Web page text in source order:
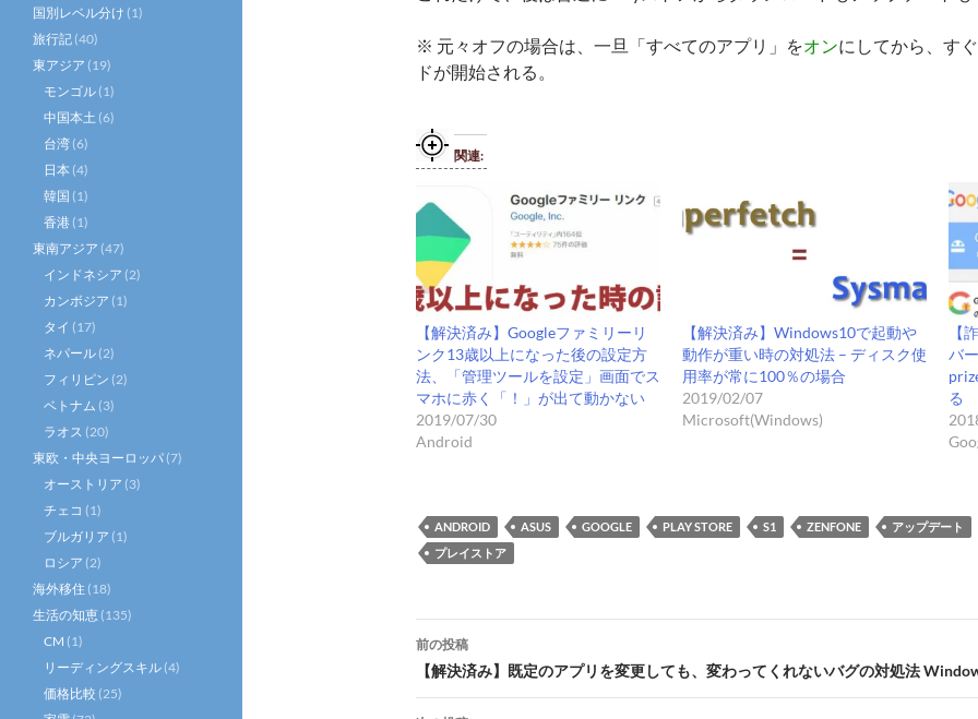
※ 元々オフの場合は、一旦「すべてのアプリ」をオンにしてから、す
ドが開始される。
関連
【解決済み】Googleファミリーリ
ンク13歳以上になった後の設定方
法、「管理ツールを設定」画面でス
マホに赤く「！」が出て動かない
2019/07/30
Android
【解決済み】Windows10で起動や
動作が重い時の対処法 – ディスク使
用率が常に100％の場合
2019/02/07
Microsoft(Windows)
【
バ
る
ANDROID ASUS GOOGLE PLAY STORE S1 ZENFONE
アップデート
プレイストア
投
稿
前の投稿
【解決済み】既定のアプリを変更しても、変わってくれないバグの対処法
国別レベル分け (1)
旅行記 (40)
東アジア (19)
モンゴル (1)
中国本土 (6)
台湾 (6)
日本 (4)
韓国 (1)
香港 (1)
東南アジア (47)
インドネシア (2)
カンボジア (1)
タイ (17)
ネパール (2)
フィリピン (2)
ベトナム (3)
ラオス (20)
東欧・中央ヨーロッパ (7)
オーストリア (3)
チェコ (1)
ブルガリア (1)
ロシア (2)
海外移住 (18)
生活の知恵 (135)
CM (1)
リーディングスキル (4)
価格比較 (25)